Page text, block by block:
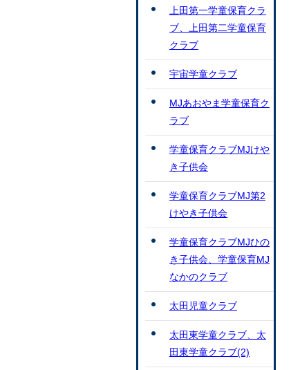
上田第一学童保育クラ
ブ、上田第二学童保育
クラブ
宇宙学童クラブ
MJあおやま学童保育ク
ラブ
学童保育クラブMJけや
き子供会
学童保育クラブMJ第2
けやき子供会
学童保育クラブMJひの
き子供会、学童保育MJ
なかのクラブ
太田児童クラブ
太田東学童クラブ、太
田東学童クラブ(2)